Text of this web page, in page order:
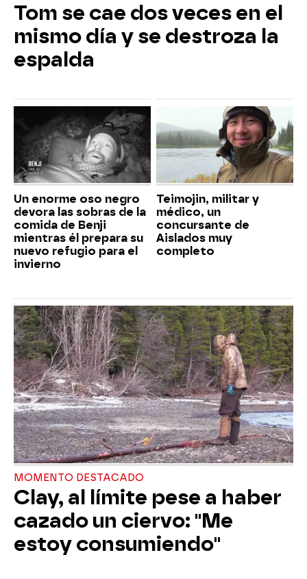
Tom se cae dos veces en el
mismo día y se destroza la
espalda
Un enorme oso negro
devora las sobras de la
comida de Benji
mientras él prepara su
nuevo refugio para el
invierno
Teimojin, militar y
médico, un
concursante de
Aislados muy
completo
MOMENTO DESTACADO
Clay, al límite pese a haber
cazado un ciervo: "Me
estoy consumiendo"